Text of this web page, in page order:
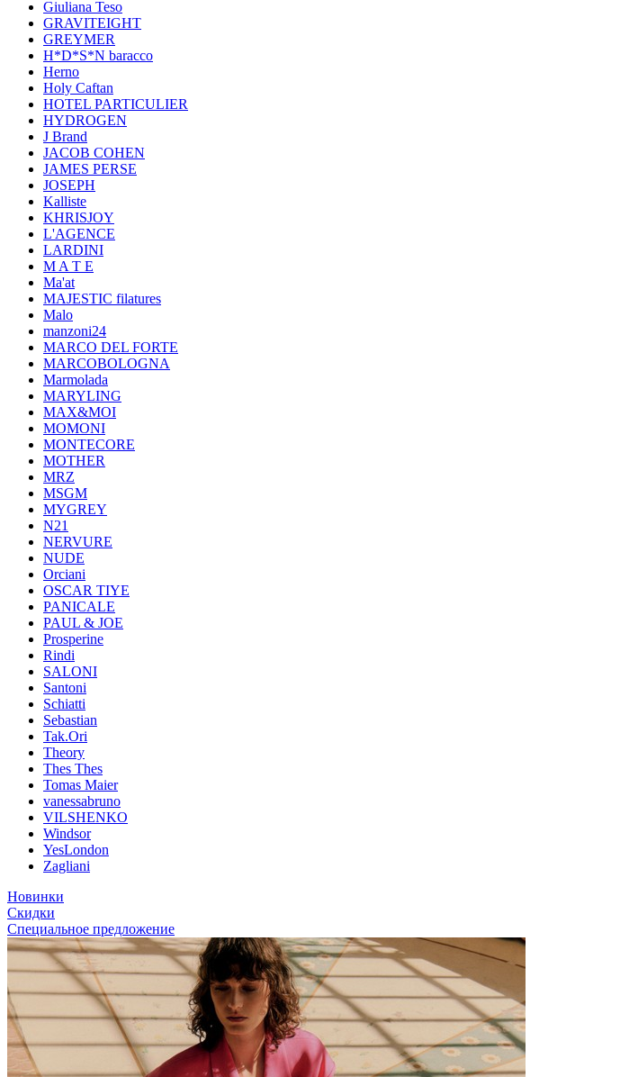
Giuliana Teso
GRAVITEIGHT
GREYMER
H*D*S*N baracco
Herno
Holy Caftan
HOTEL PARTICULIER
HYDROGEN
J Brand
JACOB COHEN
JAMES PERSE
JOSEPH
Kalliste
KHRISJOY
L'AGENCE
LARDINI
M A T E
Ma'at
MAJESTIC filatures
Malo
manzoni24
MARCO DEL FORTE
MARCOBOLOGNA
Marmolada
MARYLING
MAX&MOI
MOMONI
MONTECORE
MOTHER
MRZ
MSGM
MYGREY
N21
NERVURE
NUDE
Orciani
OSCAR TIYE
PANICALE
PAUL & JOE
Prosperine
Rindi
SALONI
Santoni
Schiatti
Sebastian
Tak.Ori
Theory
Thes Thes
Tomas Maier
vanessabruno
VILSHENKO
Windsor
YesLondon
Zagliani
Новинки
Скидки
Специальное предложение